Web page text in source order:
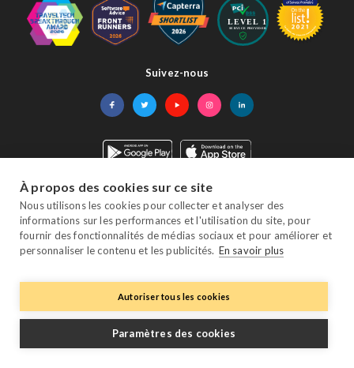
Suivez-nous
© Copyright eviivo 2026
Termes & Conditions
Politique de Confidentialité Plan du Site
À propos des cookies sur ce site
Nous utilisons les cookies pour collecter et analyser des
informations sur les performances et l'utilisation du site, pour
fournir des fonctionnalités de médias sociaux et pour améliorer et
personnaliser le contenu et les publicités. En savoir plus
Autoriser tous les cookies
Paramètres des cookies